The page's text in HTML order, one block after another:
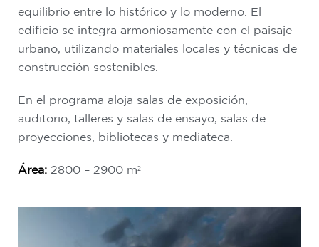
equilibrio entre lo histórico y lo moderno. El
edificio se integra armoniosamente con el paisaje
urbano, utilizando materiales locales y técnicas de
construcción sostenibles.
En el programa aloja salas de exposición,
auditorio, talleres y salas de ensayo, salas de
proyecciones, bibliotecas y mediateca.
Área: 2800 – 2900 m²